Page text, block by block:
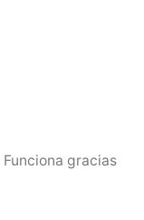
Funciona gracias